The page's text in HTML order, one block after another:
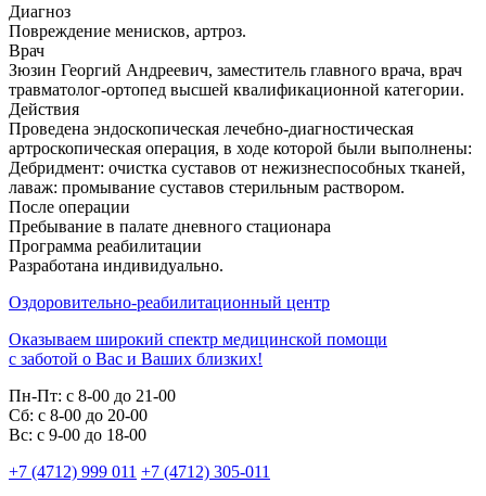
Диагноз
Повреждение менисков, артроз.
Врач
Зюзин Георгий Андреевич, заместитель главного врача, врач
травматолог-ортопед высшей квалификационной категории.
Действия
Проведена эндоскопическая лечебно-диагностическая
артроскопическая операция, в ходе которой были выполнены:
Дебридмент: очистка суставов от нежизнеспособных тканей,
лаваж: промывание суставов стерильным раствором.
После операции
Пребывание в палате дневного стационара
Программа реабилитации
Разработана индивидуально.
Оздоровительно-реабилитационный центр
Оказываем широкий спектр медицинской помощи
с заботой о Вас и Ваших близких!
Пн-Пт: с 8-00 до 21-00
Cб: с 8-00 до 20-00
Вс: с 9-00 до 18-00
+7 (4712) 999 011 +7 (4712) 305-011